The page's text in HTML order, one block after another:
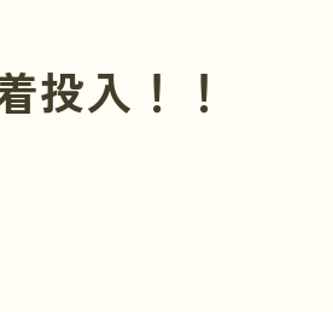
投入！！